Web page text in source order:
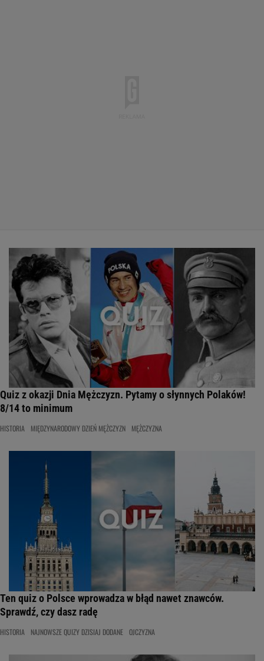
Quiz z okazji Dnia Mężczyzn. Pytamy o słynnych Polaków!
8/14 to minimum
HISTORIA MIĘDZYNARODOWY DZIEŃ MĘŻCZYZN MĘŻCZYZNA
Ten quiz o Polsce wprowadza w błąd nawet znawców.
Sprawdź, czy dasz radę
HISTORIA NAJNOWSZE QUIZY DZISIAJ DODANE OJCZYZNA